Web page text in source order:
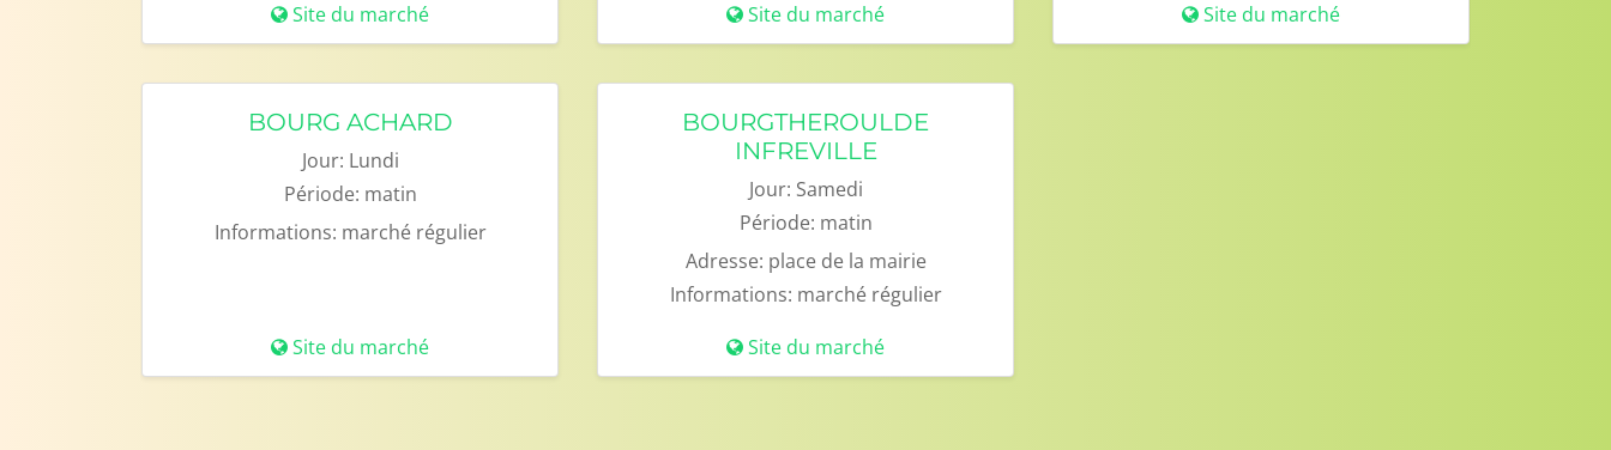
Site du marché
Site du marché Site du marché
BOURG ACHARD
Jour: Lundi
Période: matin
Informations: marché régulier
Site du marché
BOURGTHEROULDE
INFREVILLE
Jour: Samedi
Période: matin
Adresse: place de la mairie
Informations: marché régulier
Site du marché